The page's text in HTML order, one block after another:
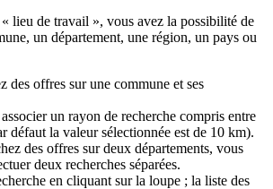
lieu de travail », vous avez la possibilité de
un département, une région, un pays ou
des offres sur une commune et ses
un rayon de recherche compris entre
défaut la valeur sélectionnée est de 10 km).
des offres sur deux départements, vous
deux recherches séparées.
en cliquant sur la loupe ; la liste des